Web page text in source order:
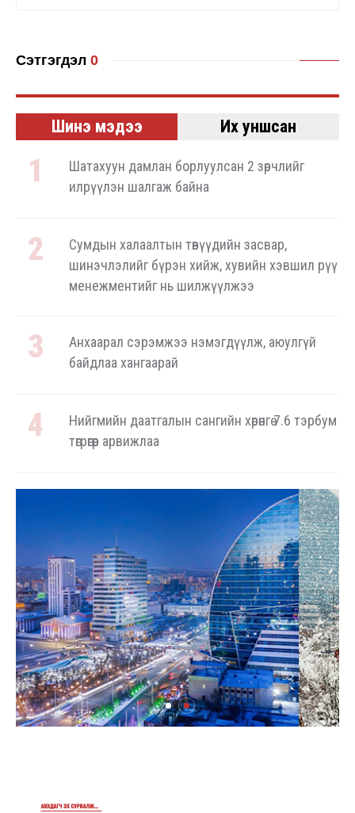
Сэтгэгдэл 0
Шинэ мэдээ Их уншсан
Шатахуун дамлан борлуулсан 2 зөрчлийг
илрүүлэн шалгаж байна
Сумдын халаалтын төвүүдийн засвар,
шинэчлэлийг бүрэн хийж, хувийн хэвшил рүү
менежментийг нь шилжүүлжээ
Анхаарал сэрэмжээ нэмэгдүүлж, аюулгүй
байдлаа хангаарай
Нийгмийн даатгалын сангийн хөрөнгө 7.6 тэрбум
төгрөгөөр арвижлаа
Аялал жуулчлалын компанийн автомашиныг
ШТС-ууд хязгаарлалтгүй шатахуун олгох
боломжоор хангана
“Нүүрс пиролизийн үйлдвэр”-ийг төр, хувийн
хэвшлийн түншлэлээр хэрэгжүүлэх
тогтоолын төслийг дэмжлээ
Мал угаалгын ажил үргэлжилж байна